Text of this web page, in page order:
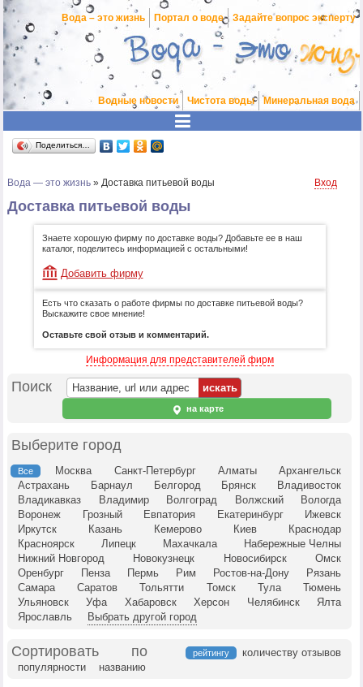
Вода – это жизнь Портал о воде Задайте вопрос эксперту
Водные новости Чистота воды Минеральная вода
Поделиться…
Вода — это жизнь » Доставка питьевой воды Вход
Доставка питьевой воды
Знаете хорошую фирму по доставке воды? Добавьте ее в наш
каталог, поделитесь информацией с остальными!
Добавить фирму
Есть что сказать о работе фирмы по доставке питьевой воды?
Выскажите свое мнение!
Оставьте свой отзыв и комментарий.
Информация для представителей фирм
Поиск
на карте
Выберите город
Все Москва Санкт-Петербург Алматы
Архангельск
Астрахань
Барнаул Белгород Брянск
Владивосток
Владикавказ
Владимир Волгоград Волжский
Вологда
Воронеж
Грозный Евпатория Екатеринбург
Ижевск
Иркутск
Казань Кемерово Киев
Краснодар
Красноярск
Липецк Махачкала
Набережные Челны
Нижний Новгород
Новокузнецк Новосибирск
Омск
Оренбург
Пенза Пермь Рим Ростов-на-Дону
Рязань
Самара
Саратов Тольятти Томск Тула
Тюмень
Ульяновск
Уфа Хабаровск Херсон Челябинск
Ялта
Ярославль
Выбрать другой город
Сортировать по рейтингу
количеству отзывов
популярности
названию